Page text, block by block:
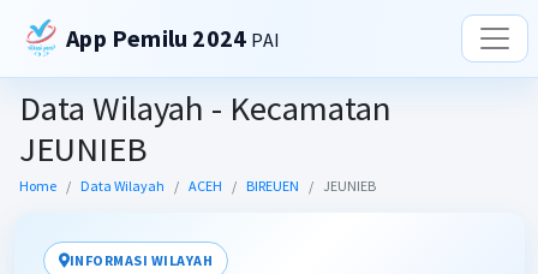
App Pemilu 2024 PAI
Data Wilayah - Kecamatan
JEUNIEB
Home Data Wilayah ACEH BIREUEN JEUNIEB
INFORMASI WILAYAH